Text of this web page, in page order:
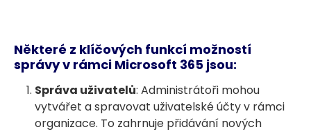
Některé z klíčových funkcí možností
správy v rámci Microsoft 365 jsou:
Správa uživatelů: Administrátoři mohou
vytvářet a spravovat uživatelské účty v rámci
organizace. To zahrnuje přidávání nových